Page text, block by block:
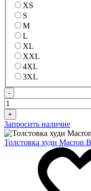
XS
S
M
L
XL
XXL
4XL
3XL
-
+
Запросить наличие
Толстовка худи Macron